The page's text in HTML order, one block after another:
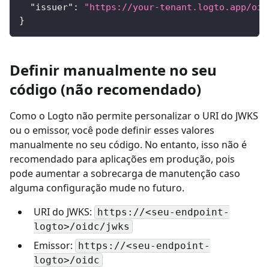
"issuer" :
"https://your-tenant.logto.app/
}
Definir manualmente no seu
código (não recomendado)
Como o Logto não permite personalizar o URI do JWKS
ou o emissor, você pode definir esses valores
manualmente no seu código. No entanto, isso não é
recomendado para aplicações em produção, pois
pode aumentar a sobrecarga de manutenção caso
alguma configuração mude no futuro.
URI do JWKS:
https://<seu-endpoint-
logto>/oidc/jwks
Emissor:
https://<seu-endpoint-
logto>/oidc